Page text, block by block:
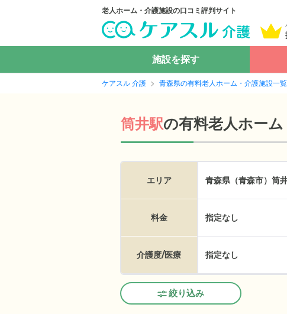
老人ホーム・介護施設の口コミ評判サイト
施設を探す
ケアスル 介護 青森県の有料老人ホーム・介護施設一覧
筒井駅の有料老人ホー
エリア 青森県（青森市） 筒
料金 指定なし
介護度/医療 指定なし
絞り込み